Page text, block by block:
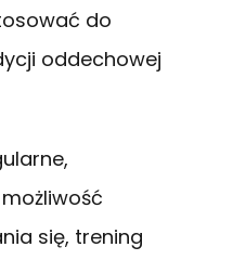
do
oddechowej
się, trening